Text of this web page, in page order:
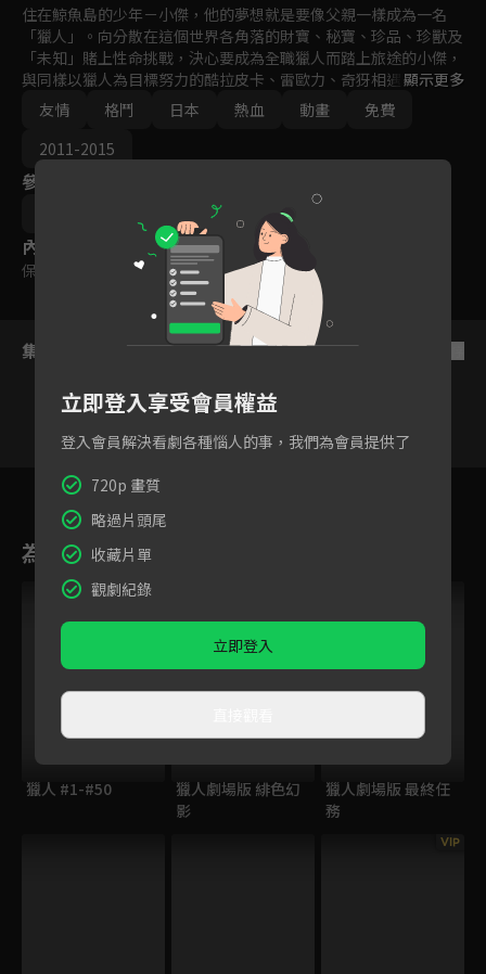
住在鯨魚島的少年－小傑，他的夢想就是要像父親一樣成為一名
「獵人」。向分散在這個世界各角落的財寶、秘寶、珍品、珍獸及
「未知」賭上性命挑戰，決心要成為全職獵人而踏上旅途的小傑，
與同樣以獵人為目標努力的酷拉皮卡、雷歐力、奇犽相遇。突破重
重難關，終於通過獵人考試，而小傑是否能夠成為一名優秀的獵
人？異想天開、壯烈精彩的冒險即將展開！
顯示更多
友情
格鬥 日本 熱血 動畫
免費
2011-2015
參與演員
內容標籤
保護級
集數列表
135 136
為您推薦
獵人 #1-#50
獵人劇場版 緋色幻
影
獵人劇場版 最終任
務
VIP
立即登入享受會員權益
登入會員解決看劇各種惱人的事，我們為會員提供了
720p 畫質
略過片頭尾
收藏片單
觀劇紀錄
立即登入